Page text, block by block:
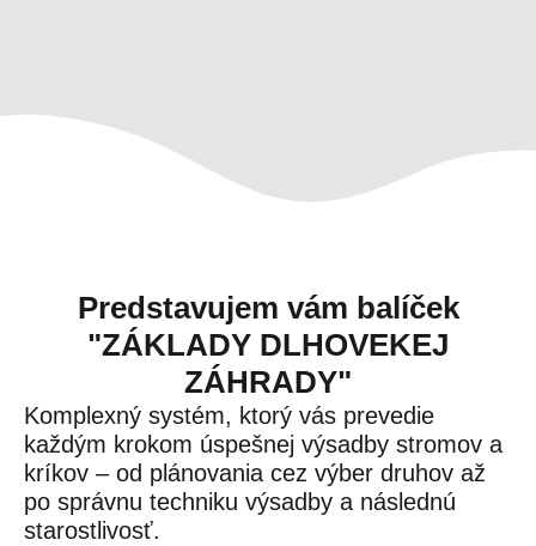
Predstavujem vám balíček
"ZÁKLADY DLHOVEKEJ
ZÁHRADY"
Komplexný systém, ktorý vás prevedie
každým krokom úspešnej výsadby stromov a
kríkov – od plánovania cez výber druhov až
po správnu techniku výsadby a následnú
starostlivosť.